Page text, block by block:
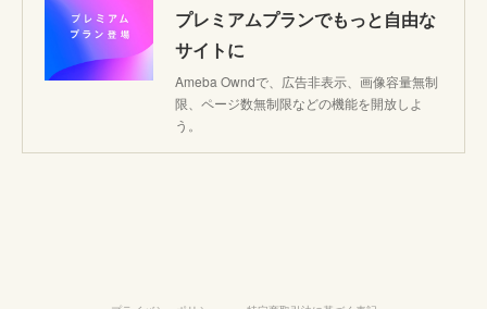
プレミアムプランでもっと自由な
サイトに
Ameba Owndで、広告非表示、画像容量無制
限、ページ数無制限などの機能を開放しよ
う。